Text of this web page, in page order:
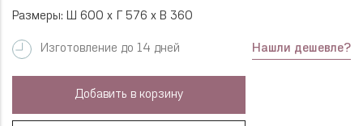
Размеры: Ш 600 x Г 576 x В 360
Изготовление до 14 дней Нашли дешевле?
Добавить в корзину